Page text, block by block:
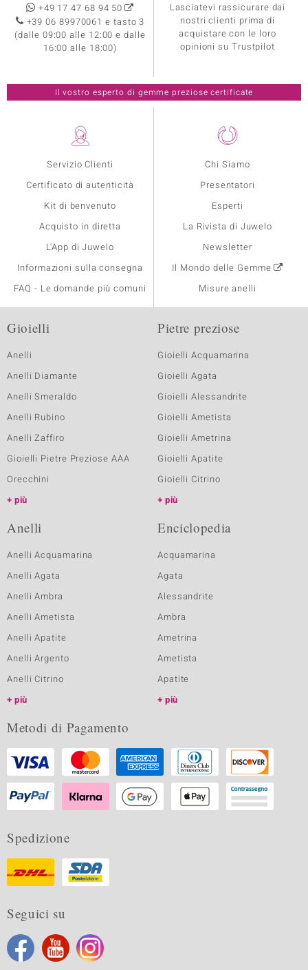
Servizio Clienti
Certificato di autenticità
Kit di benvenuto
Acquisto in diretta
L'App di Juwelo
Informazioni sulla consegna
FAQ - Le domande più comuni
Chi Siamo
Presentatori
Esperti
La Rivista di Juwelo
Newsletter
Il Mondo delle Gemme
Misure anelli
+49 17 47 68 94 50
+39 06 89970061 e tasto 3
(dalle 09:00 alle 12:00 e dalle
16:00 alle 18:00)
Lasciatevi rassicurare dai
nostri clienti prima di
acquistare con le loro
opinioni su Trustpilot
Il vostro esperto di gemme preziose certificate
Gioielli
Anelli
Anelli Diamante
Anelli Smeraldo
Anelli Rubino
Anelli Zaffiro
Gioielli Pietre Preziose AAA
Orecchini
più
Pietre preziose
Gioielli Acquamarina
Gioielli Agata
Gioielli Alessandrite
Gioielli Ametista
Gioielli Ametrina
Gioielli Apatite
Gioielli Citrino
più
Anelli
Anelli Acquamarina
Anelli Agata
Anelli Ambra
Anelli Ametista
Anelli Apatite
Anelli Argento
Anelli Citrino
più
Enciclopedia
Acquamarina
Agata
Alessandrite
Ambra
Ametrina
Ametista
Apatite
più
Metodi di Pagamento
Spedizione
Seguici su